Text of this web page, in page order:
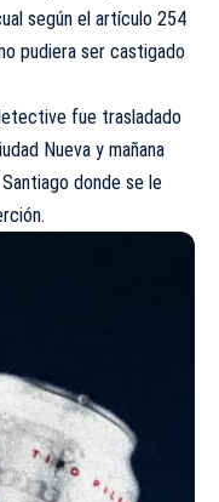
según el artículo 254
pudiera ser castigado
fue trasladado
Nueva y mañana
donde se le